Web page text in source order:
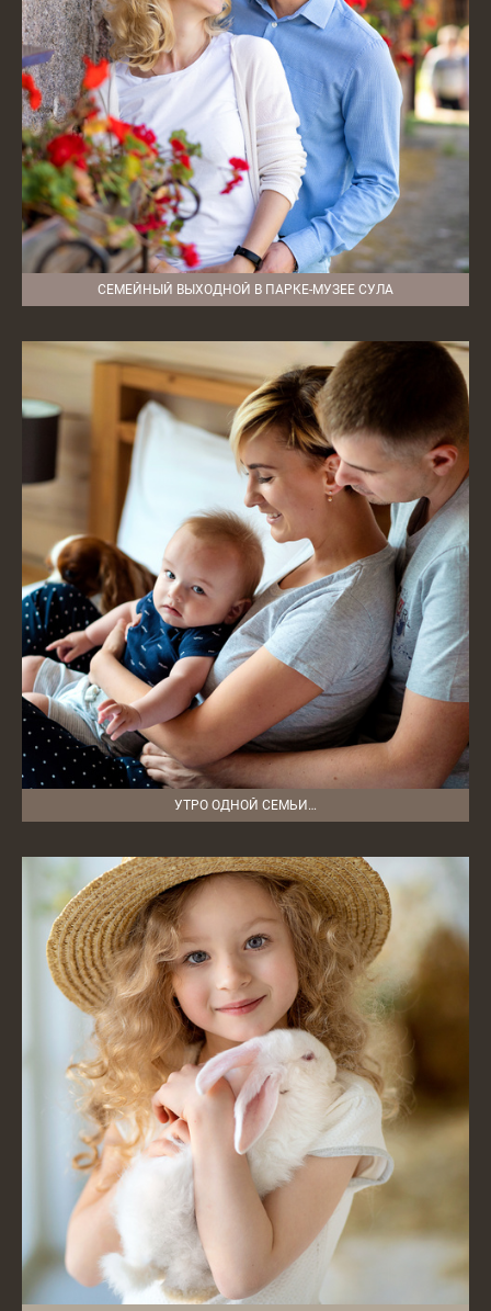
СЕМЕЙНЫЙ ВЫХОДНОЙ В ПАРКЕ-МУЗЕЕ СУЛА
УТРО ОДНОЙ СЕМЬИ…